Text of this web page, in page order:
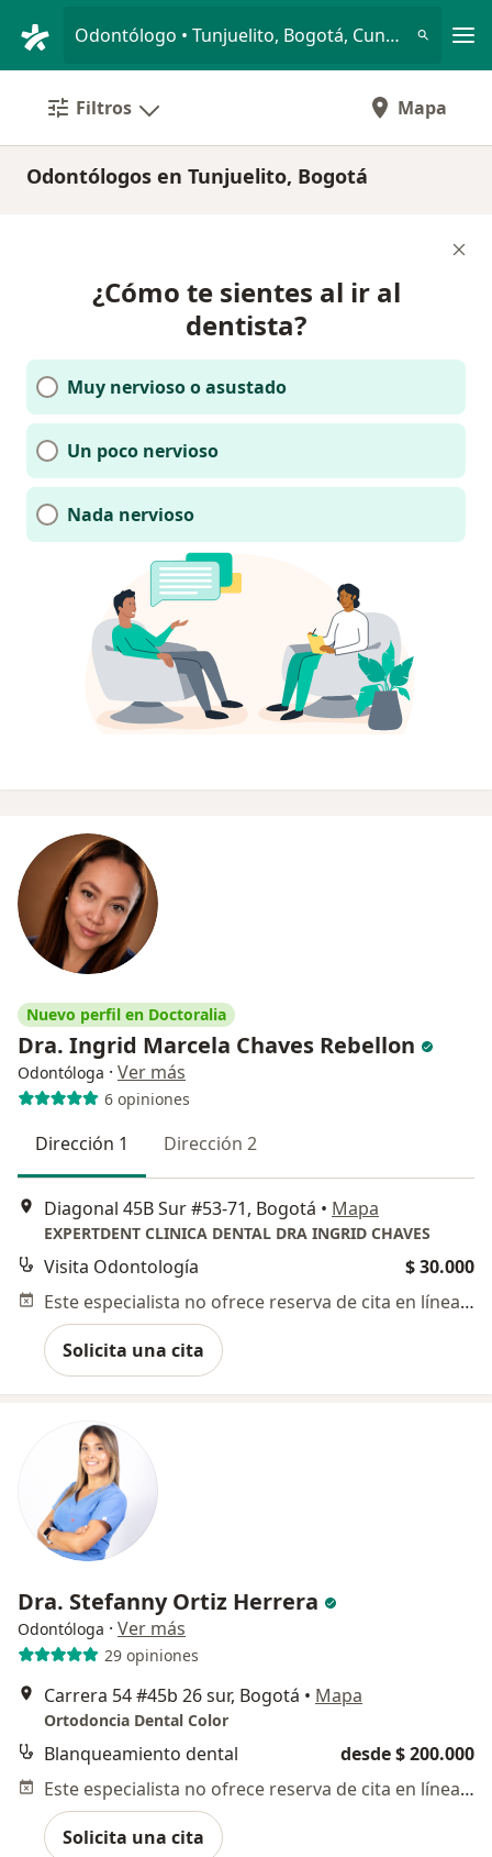
Odontólogo • Tunjuelito, Bogotá, Cundinamarca
Filtros Mapa
Odontólogos en Tunjuelito, Bogotá
¿Cómo te sientes al ir al
dentista?
Muy nervioso o asustado
Un poco nervioso
Nada nervioso
Nuevo perfil en Doctoralia
Dra. Ingrid Marcela Chaves Rebellon
Odontóloga · Ver más
6 opiniones
Dirección 1 Dirección 2
Diagonal 45B Sur #53-71, Bogotá • Mapa
EXPERTDENT CLINICA DENTAL DRA INGRID CHAVES
Visita Odontología
$ 30.000
Este especialista no ofrece reserva de cita en línea en esta dirección.
Solicita una cita
Dra. Stefanny Ortiz Herrera
Odontóloga · Ver más
29 opiniones
Carrera 54 #45b 26 sur, Bogotá • Mapa
Ortodoncia Dental Color
Blanqueamiento dental
desde $ 200.000
Este especialista no ofrece reserva de cita en línea en esta dirección.
Solicita una cita